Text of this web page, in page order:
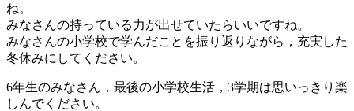
ね。
みなさんの持っている力が出せていたらいいですね。
みなさんの小学校で学んだことを振り返りながら，充実した
冬休みにしてください。
6年生のみなさん，最後の小学校生活，3学期は思いっきり楽
しんでください。